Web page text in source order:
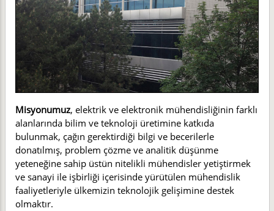
Misyonumuz, elektrik ve elektronik mühendisliğinin farklı
alanlarında bilim ve teknoloji üretimine katkıda
bulunmak, çağın gerektirdiği bilgi ve becerilerle
donatılmış, problem çözme ve analitik düşünme
yeteneğine sahip üstün nitelikli mühendisler yetiştirmek
ve sanayi ile işbirliği içerisinde yürütülen mühendislik
faaliyetleriyle ülkemizin teknolojik gelişimine destek
olmaktır.